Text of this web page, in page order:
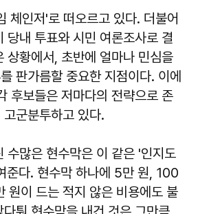
체인저'로 떠오르고 있다. 더불어
당내 투표와 시민 여론조사로 결
상황에서, 초반에 얼마나 민심을
판가름할 중요한 지점이다. 이에
후보들은 저마다의 전략으로 존
군분투하고 있다.
수많은 현수막은 이 같은 '인지도
준다. 현수막 하나에 5만 원, 100
원이 드는 적지 않은 비용에도 불